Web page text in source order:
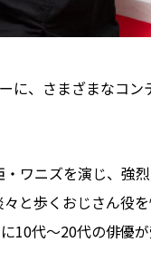
に、さまざまなコン
ワニズを演じ、強
と歩くおじさん役
10代〜20代の俳優